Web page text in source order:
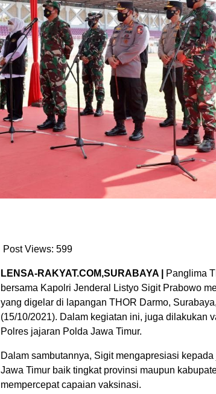
Post Views: 599
LENSA-RAKYAT.COM,SURABAYA |
Panglima
bersama Kapolri Jenderal Listyo Sigit Prabowo
yang digelar di lapangan THOR Darmo,
(15/10/2021). Dalam kegiatan ini, juga dilakukan
Polres jajaran Polda Jawa Timur.
Dalam sambutannya, Sigit mengapresiasi
Jawa Timur baik tingkat provinsi maupun
mempercepat capaian vaksinasi.